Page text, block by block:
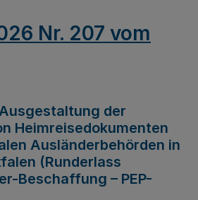
Nr. 207 vom
der
Heimreisedokumenten
Ausländerbehörden in
(Runderlass
Beschaffung – PEP-